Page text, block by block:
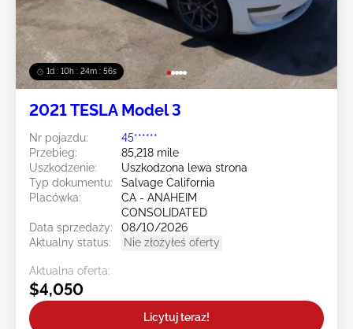
1d : 10h : 24m : 54s
2021 TESLA Model 3
Nr pojazdu:
45******
Przebieg:
85,218 mile
Uszkodzenie:
Uszkodzona lewa strona
Typ dokumentu:
Salvage California
Placówka:
CA - ANAHEIM
CONSOLIDATED
Data sprzedaży:
08/10/2026
Aktualny status:
Nie złożyłeś oferty
Aktualna oferta:
$4,050
Licytuj teraz!